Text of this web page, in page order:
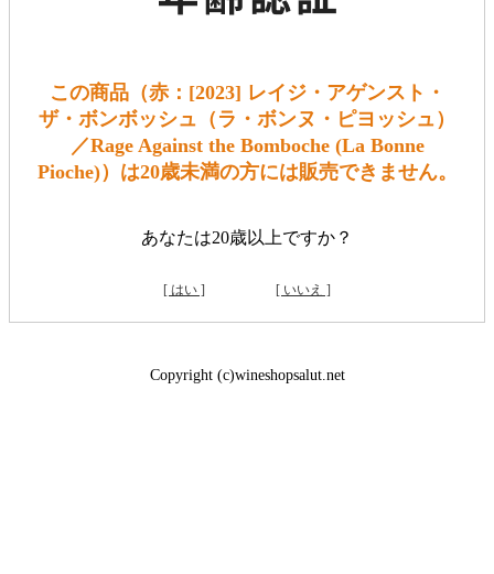
この商品（赤：[2023] レイジ・アゲンスト・
ザ・ボンボッシュ（ラ・ボンヌ・ピヨッシュ）
／Rage Against the Bomboche (La Bonne
Pioche)）は20歳未満の方には販売できません。
あなたは20歳以上ですか？
[ はい ] [ いいえ ]
Copyright (c)wineshopsalut.net